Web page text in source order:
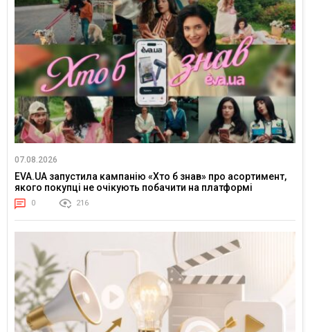
07.08.2026
EVA.UA запустила кампанію «Хто б знав» про асортимент,
якого покупці не очікують побачити на платформі
0 216